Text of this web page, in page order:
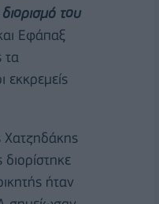
διορισμό του
Εφάπαξ
τα
εκκρεμείς
Χατζηδάκης
ήταν